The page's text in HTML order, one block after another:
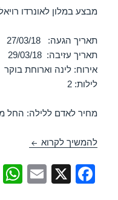
מבצע במלון לאונרדו
תאריך הגעה: 27/03/18
תאריך עזיבה: 29/03/18
אירוח: לינה וארוחת בוקר
לילות: 2
מחיר לאדם ללילה: החל מ-
להמשיך לקרוא חופשה
F
X
E